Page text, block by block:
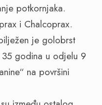
potkornjaka.
i Chalcoprax.
je golobrst
godina u odjelu 9
na površini